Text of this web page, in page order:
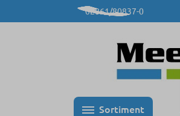
Hauptinhalt springen
Zur Hauptnavigation springen
02861/80837-0
Sortiment